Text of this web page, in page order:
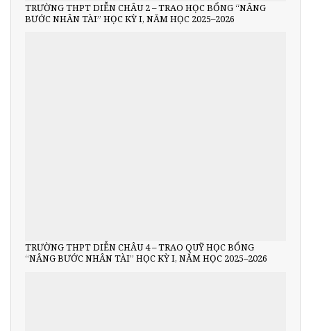
TRƯỜNG THPT DIỄN CHÂU 2 – TRAO HỌC BỔNG “NÂNG
BƯỚC NHÂN TÀI” HỌC KỲ I, NĂM HỌC 2025–2026
TRƯỜNG THPT DIỄN CHÂU 4 – TRAO QUỸ HỌC BỔNG
“NÂNG BƯỚC NHÂN TÀI” HỌC KỲ I, NĂM HỌC 2025–2026